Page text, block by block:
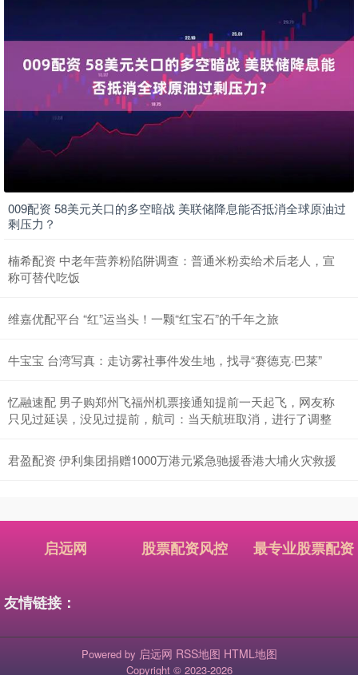
009配资 58美元关口的多空暗战 美联储降息能否抵消全球原油过
剩压力？
楠希配资 中老年营养粉陷阱调查：普通米粉卖给术后老人，宣
称可替代吃饭
维嘉优配平台 “红”运当头！一颗“红宝石”的千年之旅
牛宝宝 台湾写真：走访雾社事件发生地，找寻“赛德克·巴莱”
忆融速配 男子购郑州飞福州机票接通知提前一天起飞，网友称
只见过延误，没见过提前，航司：当天航班取消，进行了调整
君盈配资 伊利集团捐赠1000万港元紧急驰援香港大埔火灾救援
启远网 股票配资风控 最专业股票配资
友情链接：
Powered by 启远网 RSS地图 HTML地图
Copyright © 2023-2026